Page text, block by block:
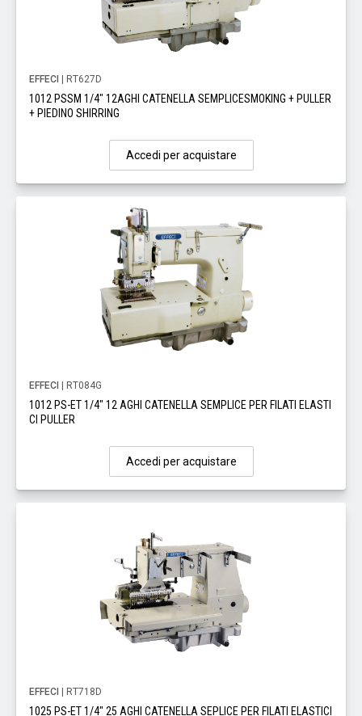
EFFECI | RT627D
1012 PSSM 1/4" 12AGHI CATENELLA SEMPLICESMOKING + PULLER
+ PIEDINO SHIRRING
Accedi per acquistare
EFFECI | RT084G
1012 PS-ET 1/4" 12 AGHI CATENELLA SEMPLICE PER FILATI ELASTI
CI PULLER
Accedi per acquistare
EFFECI | RT718D
1025 PS-ET 1/4" 25 AGHI CATENELLA SEPLICE PER FILATI ELASTICI